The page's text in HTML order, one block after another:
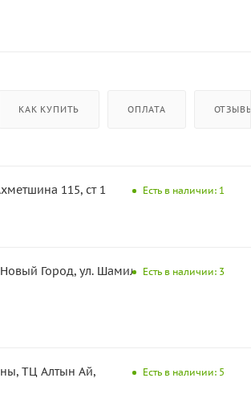
КАК КУПИТЬ ОПЛАТА ОТЗЫВЫ
115, ст 1 Есть в наличии: 1
Город, ул. Шамиля
Есть в наличии: 3
ТЦ Алтын Ай,
Есть в наличии: 5